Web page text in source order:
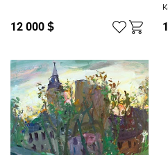
12 000 $